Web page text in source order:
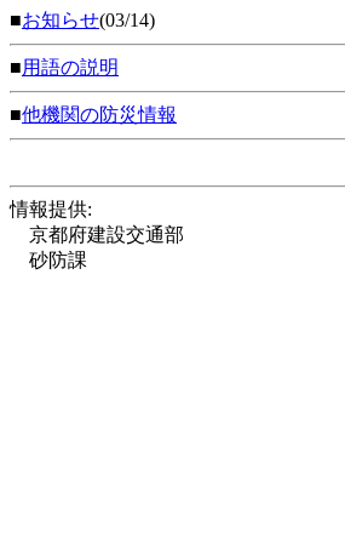
■お知らせ(03/14)
■用語の説明
■他機関の防災情報
情報提供:
京都府建設交通部
砂防課